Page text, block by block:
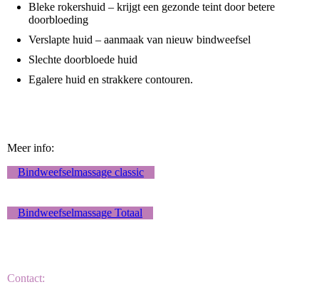
Bleke rokershuid – krijgt een gezonde teint door betere
doorbloeding
Verslapte huid – aanmaak van nieuw bindweefsel
Slechte doorbloede huid
Egalere huid en strakkere contouren.
Meer info:
Bindweefselmassage classic
Bindweefselmassage Totaal
Contact: